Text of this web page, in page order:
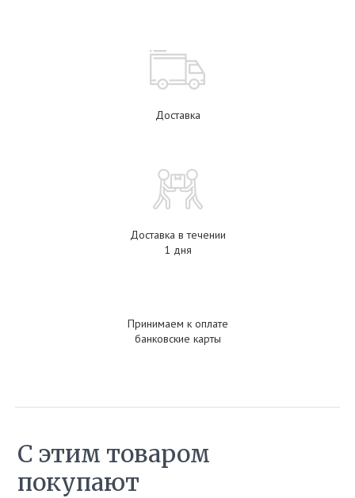
Доставка
Доставка в течении
1 дня
Принимаем к оплате
банковские карты
С этим товаром
покупают